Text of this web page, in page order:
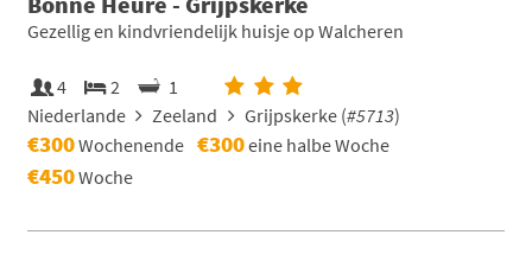
Gezellig en kindvriendelijk huisje op Walcheren
4 2
1
Niederlande
Zeeland Grijpskerke (#5713)
€300Wochenende €300eine halbe Woche
€450Woche